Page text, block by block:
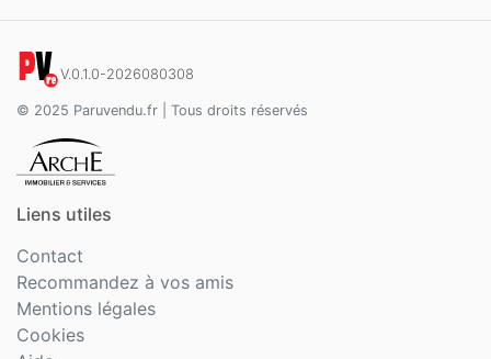
V.0.1.0-2026080308
© 2025 Paruvendu.fr | Tous droits réservés
Liens utiles
Contact
Recommandez à vos amis
Mentions légales
Cookies